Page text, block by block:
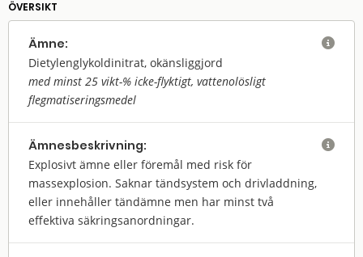
ÖVERSIKT
Ämne:
Dietylenglykoldinitrat, okänsliggjord
med minst 25 vikt-% icke-flyktigt, vattenolösligt
flegmatiseringsmedel

Ämnes­beskrivning:
Explosivt ämne eller föremål med risk för
massexplosion. Saknar tändsystem och drivladdning,
eller innehåller tändämne men har minst två
effektiva säkringsanordningar.
